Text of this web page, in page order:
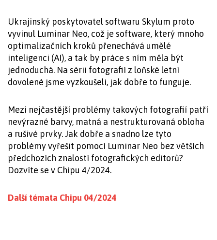
Ukrajinský poskytovatel softwaru Skylum proto
vyvinul Luminar Neo, což je software, který mnoho
optimalizačních kroků přenechává umělé
inteligenci (AI), a tak by práce s ním měla být
jednoduchá. Na sérii fotografií z loňské letní
dovolené jsme vyzkoušeli, jak dobře to funguje.
Mezi nejčastější problémy takových fotografií patří
nevýrazné barvy, matná a nestrukturovaná obloha
a rušivé prvky. Jak dobře a snadno lze tyto
problémy vyřešit pomocí Luminar Neo bez větších
předchozích znalostí fotografických editorů?
Dozvíte se v Chipu 4/2024.
Další témata Chipu 04/2024